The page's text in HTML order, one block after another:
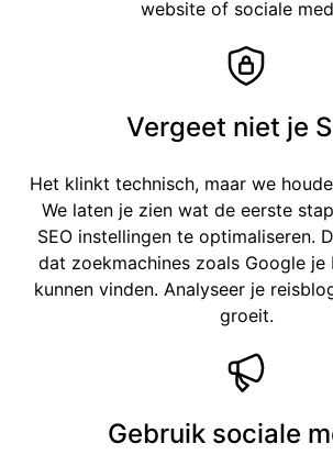
Gebruik sociale
Vergeet niet je
Het klinkt technisch, maar we
We laten je zien wat de eerste
SEO instellingen te optimaliseren.
dat zoekmachines zoals Google
kunnen vinden. Analyseer je
groeit.
website of sociale